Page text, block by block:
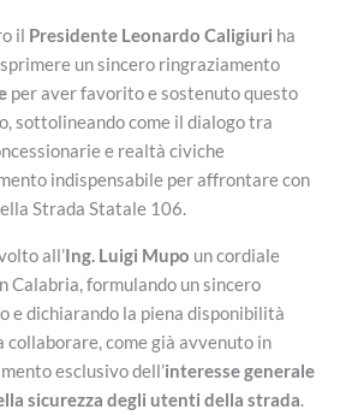
il Presidente Leonardo Caligiuri ha
un sincero ringraziamento
per aver favorito e sostenuto questo
sottolineando come il dialogo tra
e realtà civiche
indispensabile per affrontare con
Strada Statale 106.
all’Ing. Luigi Mupo un cordiale
Calabria, formulando un sincero
e dichiarando la piena disponibilità
collaborare, come già avvenuto in
esclusivo dell’interesse generale
sicurezza degli utenti della strada.